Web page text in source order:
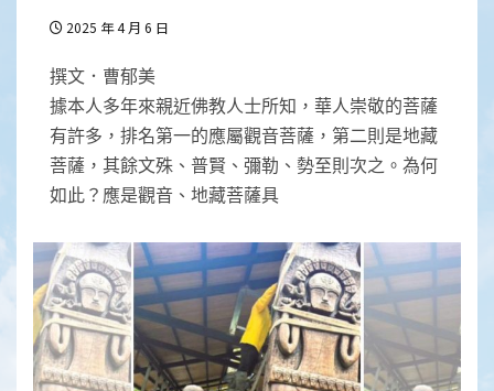
2025 年 4 月 6 日
撰文．曹郁美
據本人多年來親近佛教人士所知，華人崇敬的菩薩
有許多，排名第一的應屬觀音菩薩，第二則是地藏
菩薩，其餘文殊、普賢、彌勒、勢至則次之。為何
如此？應是觀音、地藏菩薩具